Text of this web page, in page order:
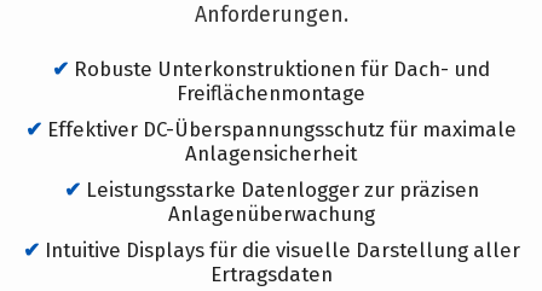
Anforderungen.
Robuste Unterkonstruktionen für Dach- und
Freiflächenmontage
Effektiver DC-Überspannungsschutz für maximale
Anlagensicherheit
Leistungsstarke Datenlogger zur präzisen
Anlagenüberwachung
Intuitive Displays für die visuelle Darstellung aller
Ertragsdaten